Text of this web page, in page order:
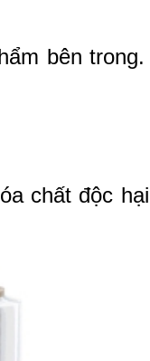
bên
chất độc